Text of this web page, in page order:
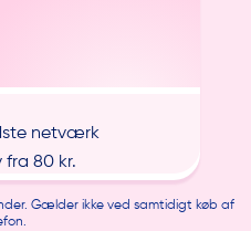
netværk
fra 80 kr.
Gælder ikke ved samtidigt køb af